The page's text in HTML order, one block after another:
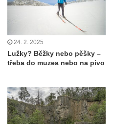
24. 2. 2025
Lužky? Běžky nebo pěšky –
třeba do muzea nebo na pivo